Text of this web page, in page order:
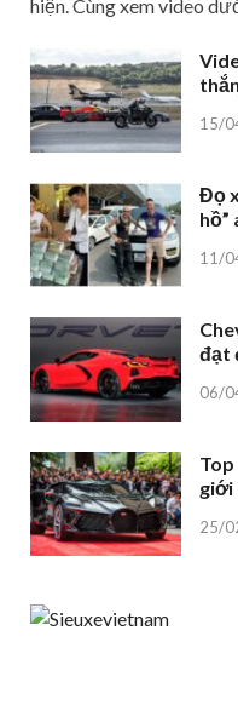
hiện. Cùng xem video
15/
Đọ
hồ”
11/
đạt
06/
giới
25/